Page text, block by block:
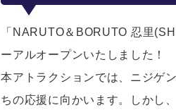
「NARUTO＆BORUTO 忍里
ーアルオープンいたしました！
本アトラクションでは、ニジゲ
ちの応援に向かいます。しかし